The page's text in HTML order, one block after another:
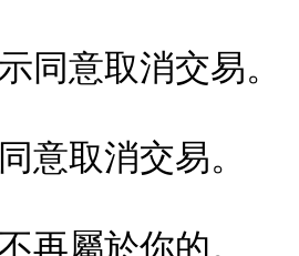
同意取消交易。
意取消交易。
再屬於你的。